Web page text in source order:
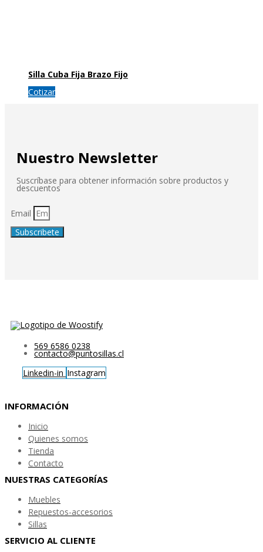
Silla Cuba Fija Brazo Fijo
Cotizar
Nuestro Newsletter
Suscríbase para obtener información sobre productos y
descuentos
Email
Subscribete
569 6586 0238
contacto@puntosillas.cl
Linkedin-in Instagram
INFORMACIÓN
Inicio
Quienes somos
Tienda
Contacto
NUESTRAS CATEGORÍAS
Muebles
Repuestos-accesorios
Sillas
SERVICIO AL CLIENTE